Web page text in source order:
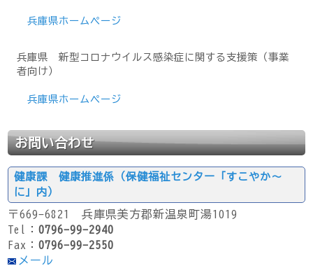
兵庫県ホームページ
兵庫県 新型コロナウイルス感染症に関する支援策（事業
者向け）
兵庫県ホームページ
お問い合わせ
健康課 健康推進係（保健福祉センター「すこやか～
に」内）
〒669-6821 兵庫県美方郡新温泉町湯1019
Tel：0796-99-2940
Fax：0796-99-2550
メール